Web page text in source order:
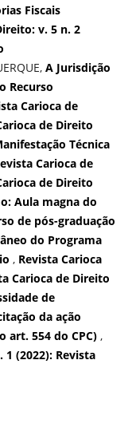
Fiscais
v. 5 n. 2
A Jurisdição
Recurso
Carioca de
de Direito
Técnica
Carioca de
de Direito
Aula magna do
de pós-graduação
do Programa
, Revista Carioca
Carioca de Direito
de
da ação
art. 554 do CPC) ,
1 (2022): Revista